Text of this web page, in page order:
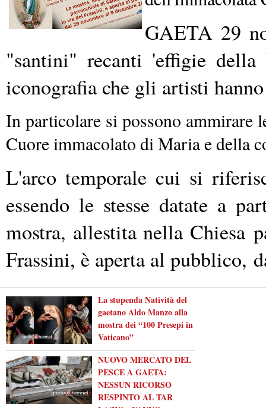
GAETA 29
"santini" recanti 'effigie della
iconografia che gli artisti
In particolare si possono ammirare
Cuore immacolato di Maria e della
L'arco temporale cui si
essendo le stesse datate a
mostra, allestita nella Chiesa
Frassini, è aperta al pubblico,
La stupenda Natività del
gaetano Aldo Manzo alla
mostra dei “100 Presepi in
Vaticano”
NUOVO MERCATO DEL
PESCE A GAETA:
NESSUN RICORSO
RESPINTO AL TAR